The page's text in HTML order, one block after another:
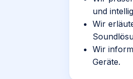
und
Wir
Wir
Geräte.